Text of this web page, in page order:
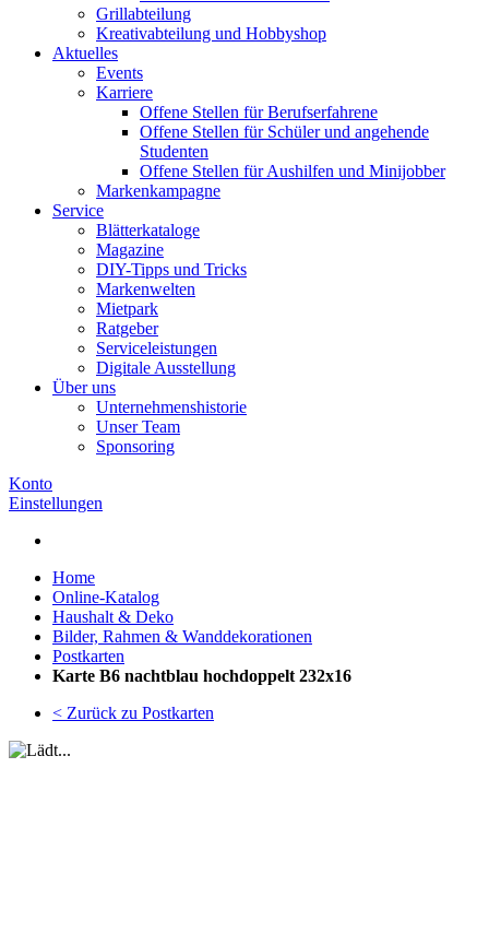
Grillabteilung
Kreativabteilung und Hobbyshop
Aktuelles
Events
Karriere
Offene Stellen für Berufserfahrene
Offene Stellen für Schüler und angehende
Studenten
Offene Stellen für Aushilfen und Minijobber
Markenkampagne
Service
Blätterkataloge
Magazine
DIY-Tipps und Tricks
Markenwelten
Mietpark
Ratgeber
Serviceleistungen
Digitale Ausstellung
Über uns
Unternehmenshistorie
Unser Team
Sponsoring
Konto
Einstellungen
Home
Online-Katalog
Haushalt & Deko
Bilder, Rahmen & Wanddekorationen
Postkarten
Karte B6 nachtblau hochdoppelt 232x16
< Zurück zu Postkarten